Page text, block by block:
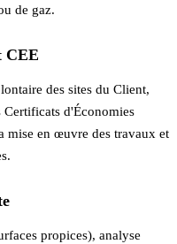
de gaz.
CEE
des sites du Client,
d'Économies
mise en œuvre des travaux et
propices), analyse